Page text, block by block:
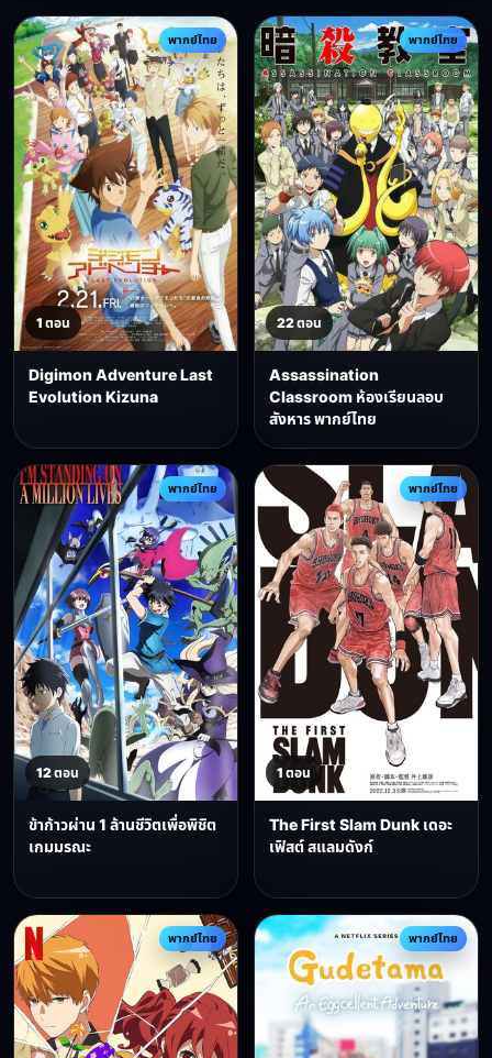
พากย์ไทย
1 ตอน
Digimon Adventure Last
Evolution Kizuna
พากย์ไทย
22 ตอน
Assassination
Classroom ห้องเรียนลอบ
สังหาร พากย์ไทย
พากย์ไทย
12 ตอน
ข้าก้าวผ่าน 1 ล้านชีวิตเพื่อพิชิต
เกมมรณะ
พากย์ไทย
1 ตอน
The First Slam Dunk เดอะ
เฟิสต์ สแลมดังก์
พากย์ไทย พากย์ไทย